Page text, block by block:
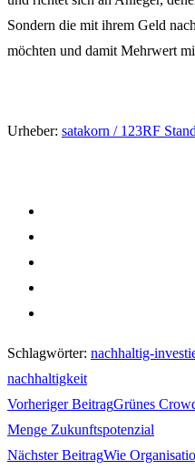
Sondern die mit ihrem Geld
möchten und damit Mehrwert
Urheber: satakorn / 123RF
Schlagwörter: nachhaltig-
nachhaltigkeit
Weitere
Artikel
ansehen
Vorheriger BeitragGrünes
Menge Zukunftspotenzial
Nächster BeitragWie